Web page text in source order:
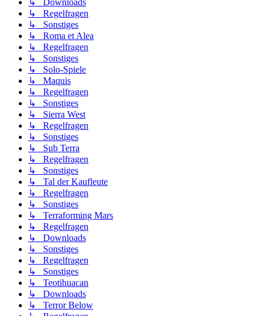
↳ Downloads
↳ Regelfragen
↳ Sonstiges
↳ Roma et Alea
↳ Regelfragen
↳ Sonstiges
↳ Solo-Spiele
↳ Maquis
↳ Regelfragen
↳ Sonstiges
↳ Sierra West
↳ Regelfragen
↳ Sonstiges
↳ Sub Terra
↳ Regelfragen
↳ Sonstiges
↳ Tal der Kaufleute
↳ Regelfragen
↳ Sonstiges
↳ Terraforming Mars
↳ Regelfragen
↳ Downloads
↳ Sonstiges
↳ Regelfragen
↳ Sonstiges
↳ Teotihuacan
↳ Downloads
↳ Terror Below